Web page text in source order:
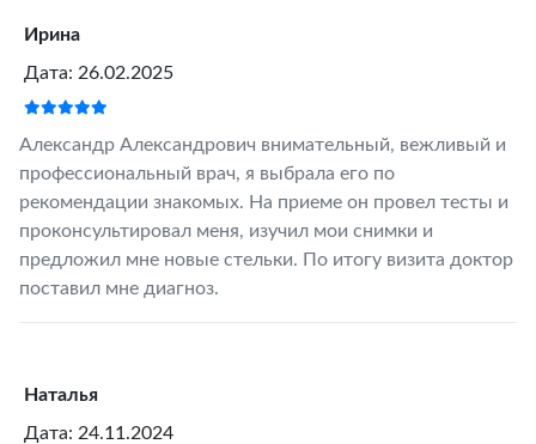
Ирина
Дата: 26.02.2025
Александр Александрович внимательный, вежливый и
профессиональный врач, я выбрала его по
рекомендации знакомых. На приеме он провел тесты и
проконсультировал меня, изучил мои снимки и
предложил мне новые стельки. По итогу визита доктор
поставил мне диагноз.
Наталья
Дата: 24.11.2024